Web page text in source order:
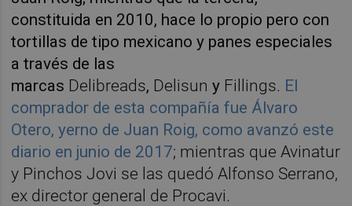
constituida en 2010, hace lo propio pero con
tortillas de tipo mexicano y panes especiales
a través de las
marcas Delibreads, Delisun y Fillings. El
comprador de esta compañía fue Álvaro
Otero, yerno de Juan Roig, como avanzó este
diario en junio de 2017; mientras que Avinatur
y Pinchos Jovi se las quedó Alfonso Serrano,
ex director general de Procavi.